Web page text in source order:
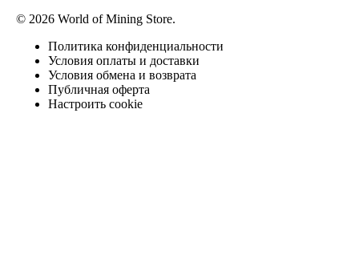
© 2026 World of Mining Store.
Политика конфиденциальности
Условия оплаты и доставки
Условия обмена и возврата
Публичная оферта
Настроить cookie